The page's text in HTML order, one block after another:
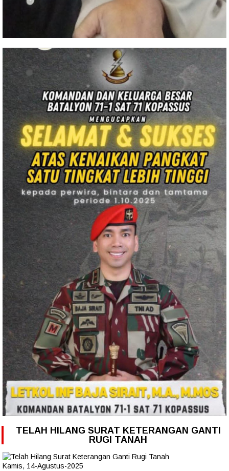
TELAH HILANG SURAT KETERANGAN GANTI
RUGI TANAH
Kamis, 14-Agustus-2025